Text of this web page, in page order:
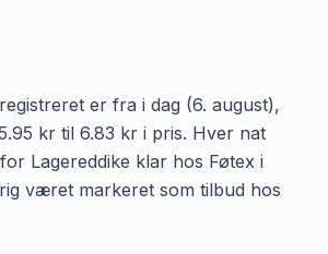
er fra i dag (6. august),
kr til 6.83 kr i pris. Hver nat
Lagereddike klar hos Føtex i
været markeret som tilbud hos